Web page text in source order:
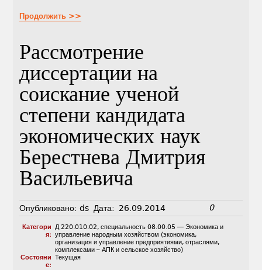
Продолжить >>
Рассмотрение
диссертации на
соискание ученой
степени кандидата
экономических наук
Берестнева Дмитрия
Васильевича
Опубликовано: ds Дата: 26.09.2014 0
Категори
я:
Д 220.010.02, специальность 08.00.05 — Экономика и
управление народным хозяйством (экономика,
организация и управление предприятиями, отраслями,
комплексами – АПК и сельское хозяйство)
Состояни
е:
Текущая